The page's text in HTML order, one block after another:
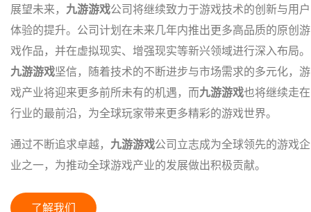
展望未来， 九游游戏公司将继续致力于游戏技术的创新与用户
体验的提升。公司计划在未来几年内推出更多高品质的原创游
戏作品，并在虚拟现实、增强现实等新兴领域进行深入布局。
九游游戏坚信，随着技术的不断进步与市场需求的多元化，游
戏产业将迎来更多前所未有的机遇，而九游游戏也将继续走在
行业的最前沿，为全球玩家带来更多精彩的游戏世界。
通过不断追求卓越， 九游游戏公司立志成为全球领先的游戏企
业之一，为推动全球游戏产业的发展做出积极贡献。
了解我们